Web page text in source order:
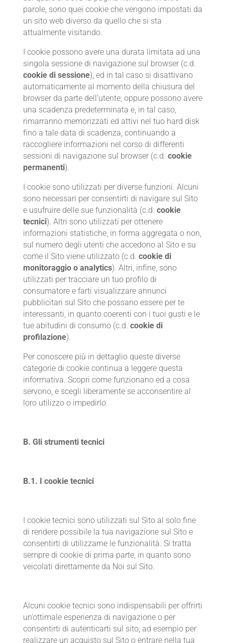
parole, sono quei cookie che vengono impostati da
un sito web diverso da quello che si sta
attualmente visitando.
I cookie possono avere una durata limitata ad una
singola sessione di navigazione sul browser (c.d.
cookie di sessione), ed in tal caso si disattivano
automaticamente al momento della chiusura del
browser da parte dell’utente; oppure possono avere
una scadenza predeterminata e, in tal caso,
rimarranno memorizzati ed attivi nel tuo hard disk
fino a tale data di scadenza, continuando a
raccogliere informazioni nel corso di differenti
sessioni di navigazione sul browser (c.d. cookie
permanenti).
I cookie sono utilizzati per diverse funzioni. Alcuni
sono necessari per consentirti di navigare sul Sito
e usufruire delle sue funzionalità (c.d. cookie
tecnici). Altri sono utilizzati per ottenere
informazioni statistiche, in forma aggregata o non,
sul numero degli utenti che accedono al Sito e su
come il Sito viene utilizzato (c.d. cookie di
monitoraggio o analytics). Altri, infine, sono
utilizzati per tracciare un tuo profilo di
consumatore e farti visualizzare annunci
pubblicitari sul Sito che possano essere per te
interessanti, in quanto coerenti con i tuoi gusti e le
tue abitudini di consumo (c.d. cookie di
profilazione).
Per conoscere più in dettaglio queste diverse
categorie di cookie continua a leggere questa
informativa. Scopri come funzionano ed a cosa
servono, e scegli liberamente se acconsentire al
loro utilizzo o impedirlo.
B. Gli strumenti tecnici
B.1. I cookie tecnici
I cookie tecnici sono utilizzati sul Sito al solo fine
di rendere possibile la tua navigazione sul Sito e
consentirti di utilizzarne le funzionalità. Si tratta
sempre di cookie di prima parte, in quanto sono
veicolati direttamente da Noi sul Sito.
Alcuni cookie tecnici sono indispensabili per offrirti
un’ottimale esperienza di navigazione o per
consentirti di autenticarti sul sito, ad esempio per
realizzare un acquisto sul Sito o entrare nella tua